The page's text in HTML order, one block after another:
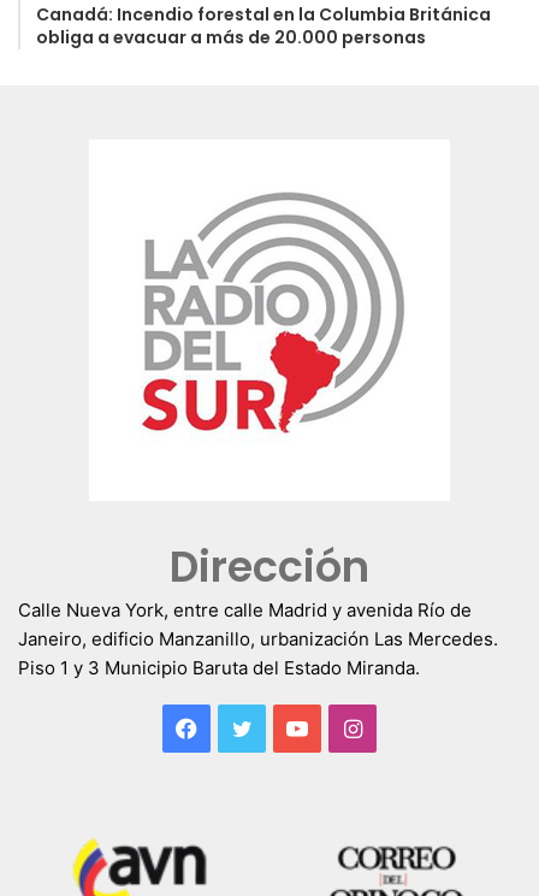
Canadá: Incendio forestal en la Columbia Británica
obliga a evacuar a más de 20.000 personas
Dirección
Calle Nueva York, entre calle Madrid y avenida Río de
Janeiro, edificio Manzanillo, urbanización Las Mercedes.
Piso 1 y 3 Municipio Baruta del Estado Miranda.
Facebook
TwitterYouTubeInstagram